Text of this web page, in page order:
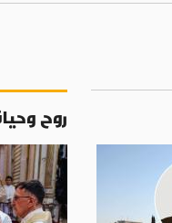
روح